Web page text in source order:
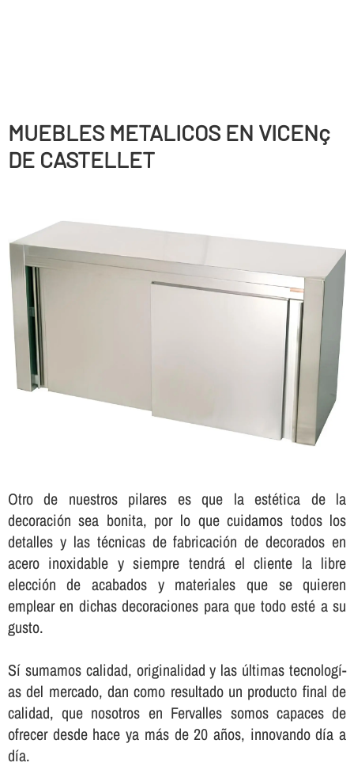
MUEBLES METALICOS EN VICENç
DE CASTELLET
Otro de nuestros pilares es que la estética de la
decoración sea bonita, por lo que cuidamos todos los
detalles y las técnicas de fabricación de decorados en
acero inoxidable y siempre tendrá el cliente la libre
elección de acabados y materiales que se quieren
emplear en dichas decoraciones para que todo esté a su
gusto.
Sí­ sumamos calidad, originalidad y las últimas tecnologí­
as del mercado, dan como resultado un producto final de
calidad, que nosotros en Fervalles somos capaces de
ofrecer desde hace ya más de 20 años, innovando dí­a a
dí­a.